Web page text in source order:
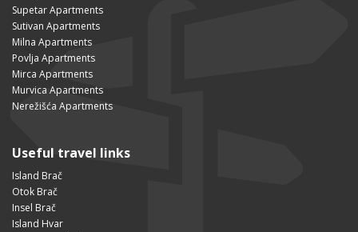
Supetar Apartments
Sutivan Apartments
Milna Apartments
Povlja Apartments
Mirca Apartments
Murvica Apartments
Nerežišća Apartments
Useful travel links
Island Brač
Otok Brač
Insel Brač
Island Hvar